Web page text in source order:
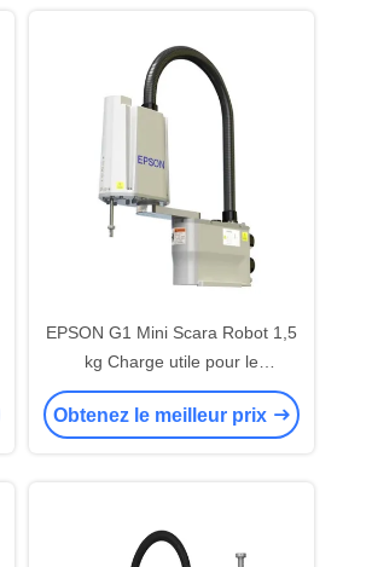
EPSON G1 Mini Scara Robot 1,5
kg Charge utile pour le
ramassage et l'assemblage
Obtenez le meilleur prix